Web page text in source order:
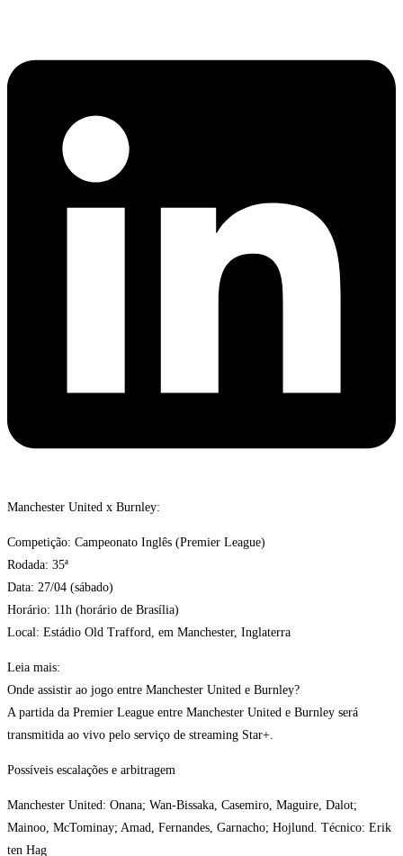
Manchester United x Burnley:
Competição: Campeonato Inglês (Premier League)
Rodada: 35ª
Data: 27/04 (sábado)
Horário: 11h (horário de Brasília)
Local: Estádio Old Trafford, em Manchester, Inglaterra
Leia mais:
Onde assistir ao jogo entre Manchester United e Burnley?
A partida da Premier League entre Manchester United e Burnley será
transmitida ao vivo pelo serviço de streaming Star+.
Possíveis escalações e arbitragem
Manchester United: Onana; Wan-Bissaka, Casemiro, Maguire, Dalot;
Mainoo, McTominay; Amad, Fernandes, Garnacho; Hojlund. Técnico: Erik
ten Hag